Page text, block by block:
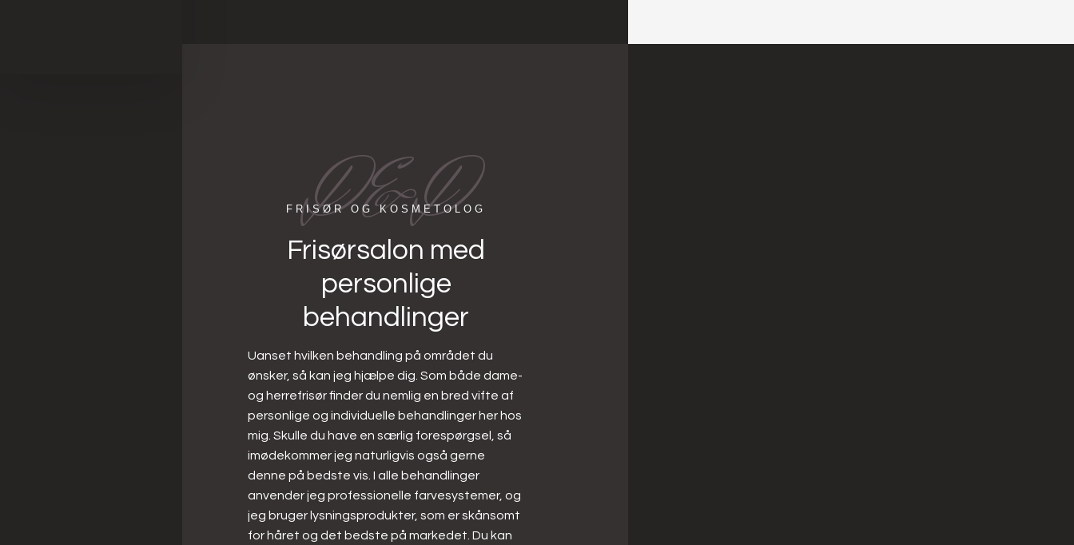
D&D
FRISØR OG KOSMETOLOG​
Frisørsalon med
personlige
behandlinger​​
Uanset hvilken behandling på området du
ønsker, så kan jeg hjælpe dig. Som både dame-
og herrefrisør finder du nemlig en bred vifte af
personlige og individuelle behandlinger her hos
mig. Skulle du have en særlig forespørgsel, så
imødekommer jeg naturligvis også gerne
denne på bedste vis. I alle behandlinger
anvender jeg professionelle farvesystemer, og
jeg bruger lysningsprodukter, som er skånsomt
for håret og det bedste på markedet. Du kan